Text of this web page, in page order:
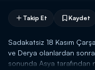
Takip Et Kaydet
Sadakatsiz 18 Kasım
ve Derya olanlardan
sonunda Asya tarafından